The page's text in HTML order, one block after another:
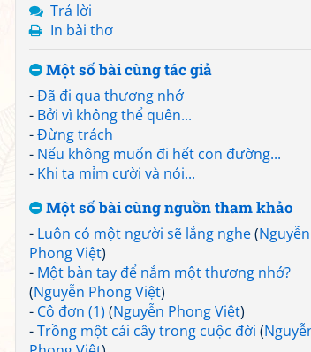
Trả lời
In bài thơ
Một số bài cùng tác giả
-Đã đi qua thương nhớ
- Bởi vì không thể quên...
-Đừng trách
- Nếu không muốn đi hết con đường...
- Khi ta mỉm cười và nói...
Một số bài cùng nguồn tham khảo
- Luôn có một người sẽ lắng nghe(Nguyễn
Phong Việt)
- Một bàn tay để nắm một thương nhớ?
(Nguyễn Phong Việt)
- Cô đơn (1) (Nguyễn Phong Việt)
-Trồng một cái cây trong cuộc đời (